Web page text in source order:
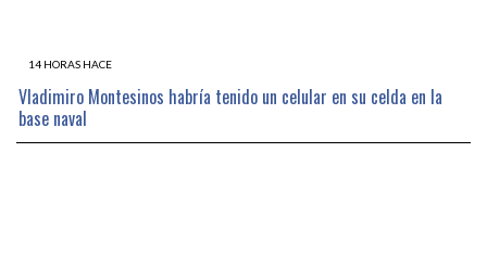
14 HORAS HACE
Vladimiro Montesinos habría tenido un celular en su celda en la
base naval